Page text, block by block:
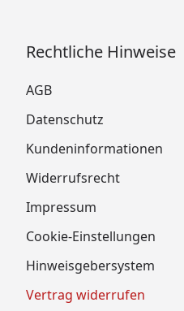
Rechtliche Hinweise
AGB
Datenschutz
Kundeninformationen
Widerrufsrecht
Impressum
Cookie-Einstellungen
Hinweisgebersystem
Vertrag widerrufen